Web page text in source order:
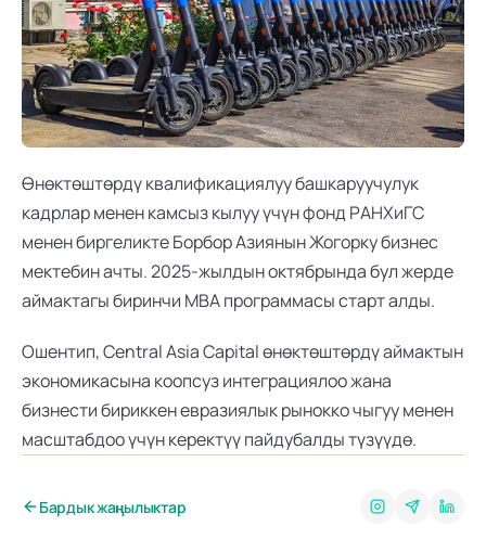
Өнөктөштөрдү квалификациялуу башкаруучулук
кадрлар менен камсыз кылуу үчүн фонд РАНХиГС
менен биргеликте Борбор Азиянын Жогорку бизнес
мектебин ачты. 2025-жылдын октябрында бул жерде
аймактагы биринчи MBA программасы старт алды.
Ошентип, Central Asia Capital өнөктөштөрдү аймактын
экономикасына коопсуз интеграциялоо жана
бизнести бириккен евразиялык рынокко чыгуу менен
масштабдоо үчүн керектүү пайдубалды түзүүдө.
Бардык жаңылыктар